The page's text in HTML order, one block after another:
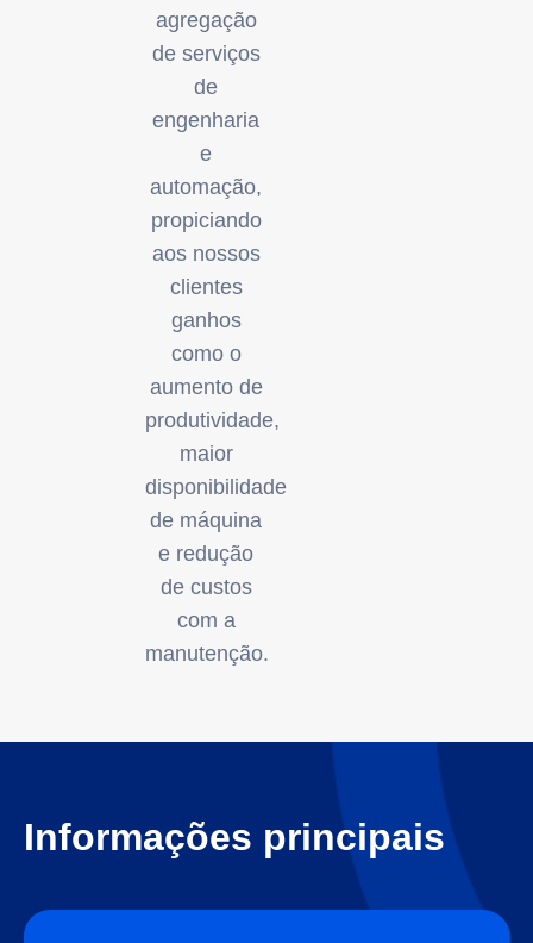
agregação
de serviços
de
engenharia
e
automação,
propiciando
aos nossos
clientes
ganhos
como o
aumento de
produtividade,
maior
disponibilidade
de máquina
e redução
de custos
com a
manutenção.
Informações principais